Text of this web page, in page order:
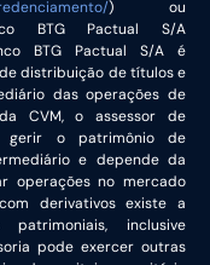
) ou
BTG Pactual S/A
BTG Pactual S/A é
distribuição de títulos e
das operações de
CVM, o assessor de
gerir o patrimônio de
e depende da
operações no mercado
derivativos existe a
inclusive
pode exercer outras